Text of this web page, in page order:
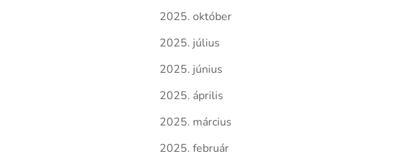
2025. október
2025. július
2025. június
2025. április
2025. március
2025. február